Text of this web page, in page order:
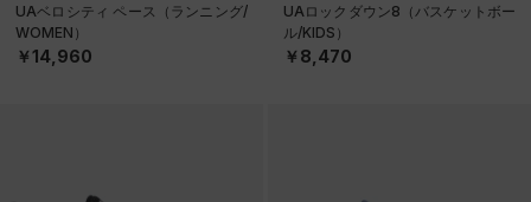
UAベロシティ ペース（ランニング/
WOMEN）
￥14,960
UAロックダウン8（バスケットボー
ル/KIDS）
￥8,470